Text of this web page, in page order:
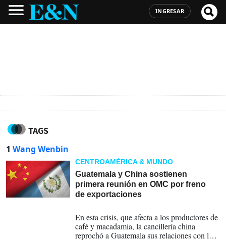
INGRESAR
TAGS
1 Wang Wenbin
CENTROAMÉRICA & MUNDO
Guatemala y China sostienen
primera reunión en OMC por freno
de exportaciones
En esta crisis, que afecta a los productores de
café y macadamia, la cancillería china
reprochó a Guatemala sus relaciones con la